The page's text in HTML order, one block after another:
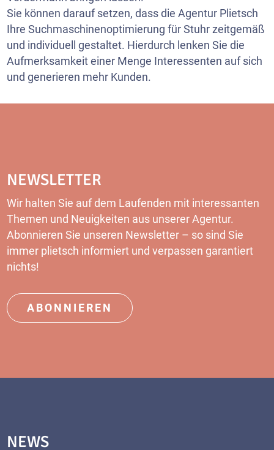
Sie können darauf setzen, dass die Agentur Plietsch
Ihre Suchmaschinenoptimierung für Stuhr zeitgemäß
und individuell gestaltet. Hierdurch lenken Sie die
Aufmerksamkeit einer Menge Interessenten auf sich
und generieren mehr Kunden.
NEWSLETTER
Wir halten Sie auf dem Laufenden mit interessanten
Themen und Neuigkeiten aus unserer Agentur.
Abonnieren Sie unseren Newsletter – so sind Sie
immer plietsch informiert und verpassen garantiert
nichts!
ABONNIEREN
NEWS